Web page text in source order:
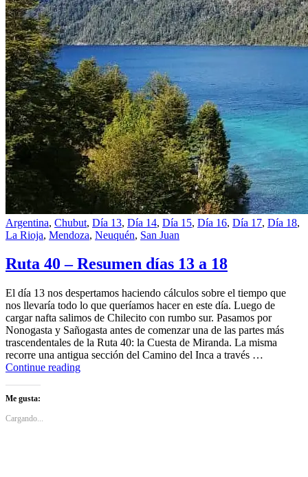
Argentina, Chubut, Día 13, Día 14, Día 15, Día 16, Día 17, Día 18,
La Rioja, Mendoza, Neuquén, San Juan
Ruta 40 – Resumen días 13 a 18
El día 13 nos despertamos haciendo cálculos sobre el tiempo que
nos llevaría todo lo que queríamos hacer en este día. Luego de
cargar nafta salimos de Chilecito con rumbo sur. Pasamos por
Nonogasta y Sañogasta antes de comenzar una de las partes más
trascendentales de la Ruta 40: la Cuesta de Miranda. La misma
recorre una antigua sección del Camino del Inca a través …
Continue readingRuta
Me gusta:
Cargando...